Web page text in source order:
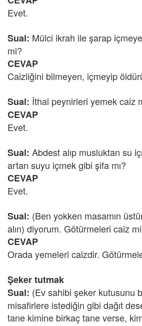
Evet.
Sual: Mülci ikrah ile şarap
mi?
CEVAP
Caizliğini bilmeyen, içmeyip
Sual: İthal peynirleri yemek caiz
CEVAP
Evet.
Sual: Abdest alıp musluktan su
artan suyu içmek gibi şifa mı?
CEVAP
Evet.
Sual: (Ben yokken masamın
alın) diyorum. Götürmeleri caiz
CEVAP
Orada yemeleri caizdir.
Şeker tutmak
Sual: (Ev sahibi şeker kutusunu
misafirlere istediğin gibi dağıt
tane kimine birkaç tane verse,